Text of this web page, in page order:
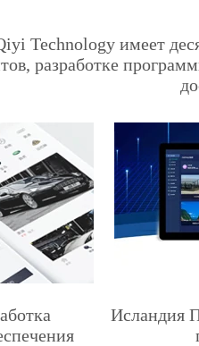
Technology имеет
разработке
Исландия